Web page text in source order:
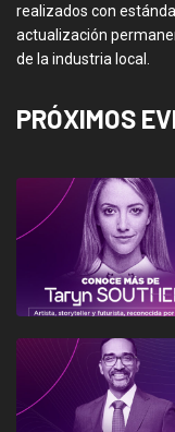
realizados con
actualización
de la industria local.
PRÓXIMOS